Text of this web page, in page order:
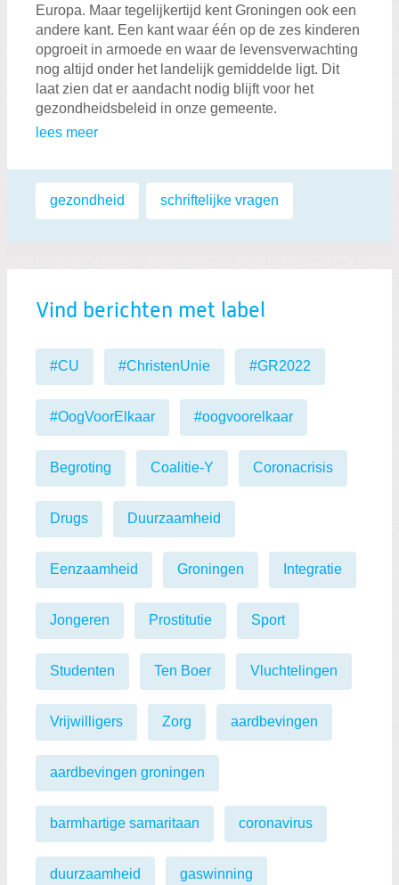
Europa. Maar tegelijkertijd kent Groningen ook een
andere kant. Een kant waar één op de zes kinderen
opgroeit in armoede en waar de levensverwachting
nog altijd onder het landelijk gemiddelde ligt. Dit
laat zien dat er aandacht nodig blijft voor het
gezondheidsbeleid in onze gemeente.
lees meer
gezondheid schriftelijke vragen
Vind berichten met label
#CU #ChristenUnie #GR2022
#OogVoorElkaar #oogvoorelkaar
Begroting Coalitie-Y Coronacrisis
Drugs Duurzaamheid
Eenzaamheid Groningen Integratie
Jongeren Prostitutie Sport
Studenten Ten Boer Vluchtelingen
Vrijwilligers Zorg aardbevingen
aardbevingen groningen
barmhartige samaritaan coronavirus
duurzaamheid gaswinning